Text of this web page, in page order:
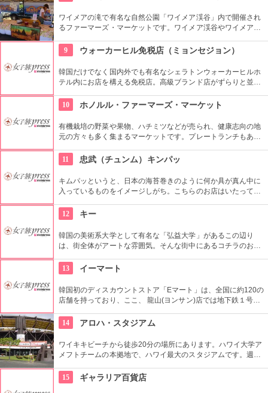
ワイメアの滝で有名な自然公園「ワイメア渓谷」内で開催され
るファーマーズ・マーケットです。ワイメア渓谷やワイメアの
していますので、おやつはもちろん、ディナーを楽しむのもア
リですね。
9 ウォーカーヒル免税店（ミョンセジョン）
韓国だけでなく国内外でも有名なシェラトンウォーカーヒルホ
テル内にお店を構える免税店。高級ブランド店がずらりと並
囲まれた場所が最高。カジノやディナーショーのついでに免税
店でショッピングを楽しもう。
10 ホノルル・ファーマーズ・マーケット
有機栽培の野菜や果物、ハチミツなどが売られ、健康志向の地
元の方々も多く集まるマーケットです。プレートランチもあり
込んで宿でいただくのもいいですね。
11 忠武（チュンム）キンパッ
キムパッというと、日本の海苔巻きのように何か具が真ん中に
入っているものをイメージしがち。こちらのお店はいたってシ
さんに支持されてきました。キムチは別添えです。朝ごはんや
夜食にできそうですね。
12 キー
韓国の美術系大学として有名な「弘益大学」があるこの辺り
は、街全体がアートな雰囲気。そんな街中にあるコチラのお店
扱うセレクトショップ。アクセサリーから雑貨まで取り扱い、
価格もリーズナブルなものから揃っているので、個性的なお土
産を探すには最適。
13 イーマート
韓国初のディスカウントストア「Eマート」は、全国に約120の
店舗を持っており、ここ、 龍山(ヨンサン)店では地下鉄１号線･
など様々なエンターテインメントが楽しめる複合ショッピング
モール「Iパークモール」の地下１・２階にある。外国人観光客
に人気の韓国の焼酎や海苔、伝統茶などが現地価格で販売して
いるので土産にぴったり。
14 アロハ・スタジアム
ワイキキビーチから徒歩20分の場所にあります。ハワイ大学ア
メフトチームの本拠地で、ハワイ最大のスタジアムです。週3
います。400以上もの地元のお店が出店し、大盛り上がり。お
宝を見つけてみませんか。
15 ギャラリア百貨店